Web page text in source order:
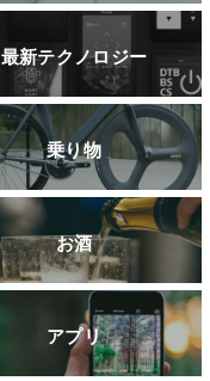
最新テクノロジー
乗り物
お酒
アプリ